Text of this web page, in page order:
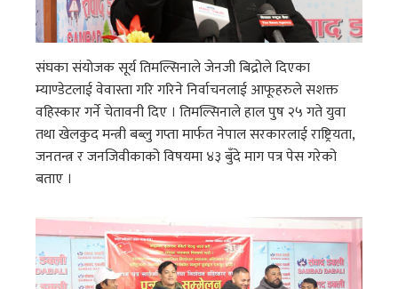
संघका संयोजक सूर्य तिमल्सिनाले जेनजी बिद्रोले दिएका
म्याण्डेटलाई वेवास्ता गरि गरिने निर्वाचनलाई आफूहरुले सशक्त
वहिस्कार गर्ने चेतावनी दिए । तिमल्सिनाले हाल पुष २५ गते युवा
तथा खेलकुद मन्त्री बब्लु गप्ता मार्फत नेपाल सरकारलाई राष्ट्रियता,
जनतन्त्र र जनजिवीकाको विषयमा ४३ बुँदे माग पत्र पेस गरेको
बताए ।